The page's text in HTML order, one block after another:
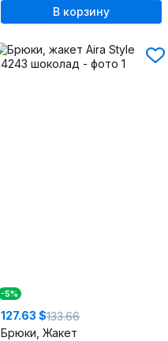
В корзину
-5%
127.63 $133.66
Брюки, Жакет